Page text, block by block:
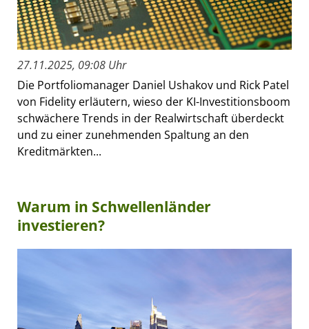
27.11.2025, 09:08 Uhr
Die Portfoliomanager Daniel Ushakov und Rick Patel
von Fidelity erläutern, wieso der KI-Investitionsboom
schwächere Trends in der Realwirtschaft überdeckt
und zu einer zunehmenden Spaltung an den
Kreditmärkten...
Warum in Schwellenländer
investieren?